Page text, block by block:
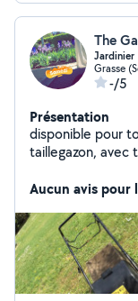
The
Jardinier
Grasse
-/5
Présentation
disponible pour
taillegazon, avec
work planting,
Aucun avis pour